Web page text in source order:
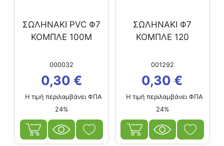
ΣΩΛΗΝΑΚΙ PVC Φ7
ΚΟΜΠΛΕ 100Μ
000032
0,30 €
Η τιμή περιλαμβάνει ΦΠΑ
24%
ΣΩΛΗΝΑΚΙ Φ7
ΚΟΜΠΛΕ 120
001292
0,30 €
Η τιμή περιλαμβάνει ΦΠΑ
24%